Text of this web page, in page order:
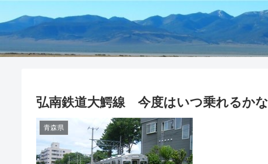
弘南鉄道大鰐線 今度はいつ乗れるかな
青森県